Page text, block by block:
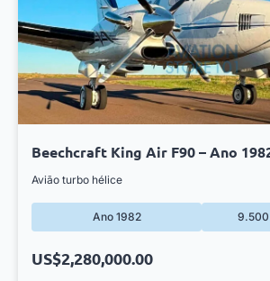
Beechcraft King Air F90 – Ano
Avião turbo hélice
Ano 1982 9.500
US$2,280,000.00